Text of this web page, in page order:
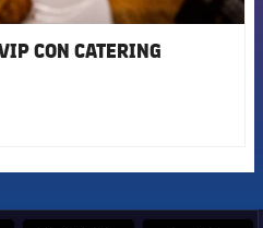
CON CATERING